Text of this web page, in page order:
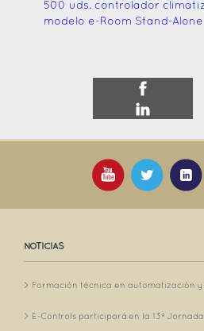
500 uds. controlador
modelo e-Room Stand-Alone
NOTICIAS
Formación técnica en automatización
E-Controls participará en la 13ª